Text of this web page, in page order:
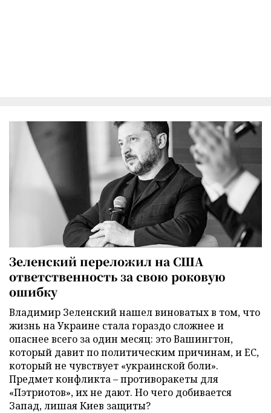
Зеленский переложил на США
ответственность за свою роковую
ошибку
Владимир Зеленский нашел виноватых в том, что
жизнь на Украине стала гораздо сложнее и
опаснее всего за один месяц: это Вашингтон,
который давит по политическим причинам, и ЕС,
который не чувствует «украинской боли».
Предмет конфликта – противоракеты для
«Пэтриотов», их не дают. Но чего добивается
Запад, лишая Киев защиты?